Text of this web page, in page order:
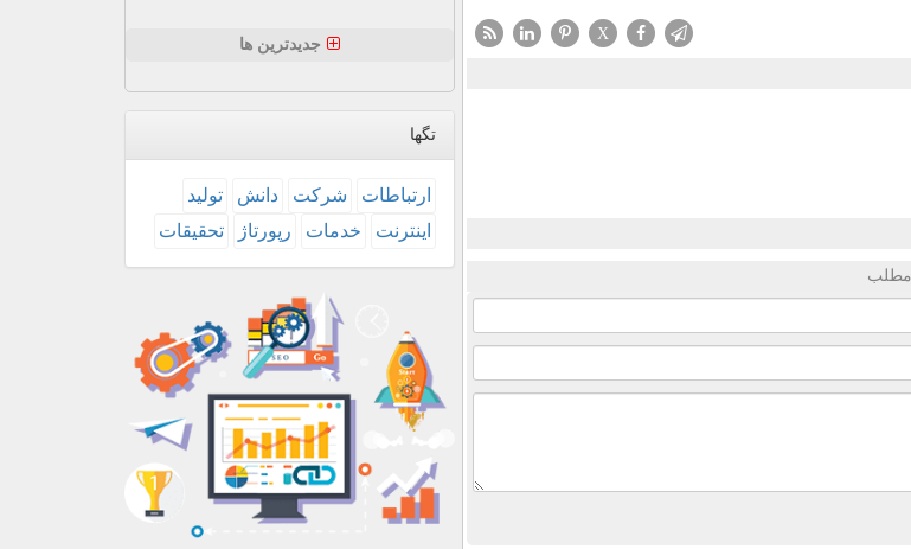
X
مطلب
جدیدترین ها
تگها
ارتباطات شركت دانش
تولید
اینترنت
خدمات رپورتاژ تحقیقات